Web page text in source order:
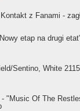
z Fanami -
etap na drugi
Sentino, White
- "Music Of The